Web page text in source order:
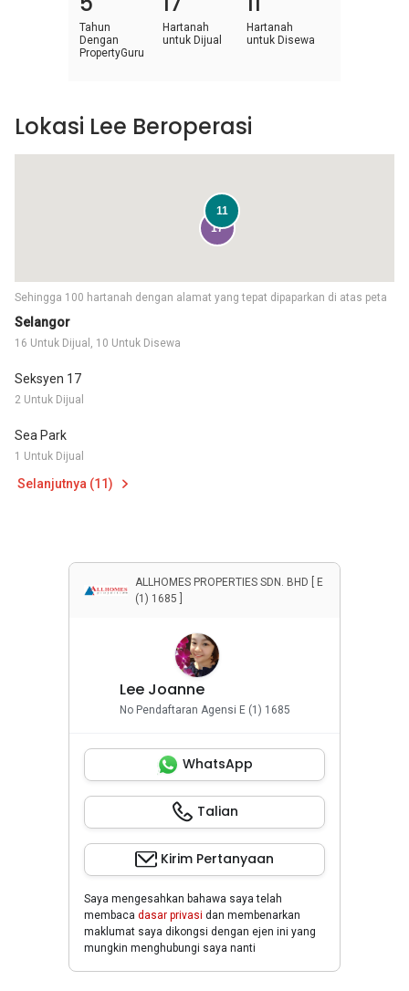
Tahun
Dengan
PropertyGuru
Hartanah
untuk Dijual
Hartanah
untuk Disewa
Selangor
16 Untuk Dijual, 10 Untuk Disewa
Seksyen 17
2 Untuk Dijual
Sea Park
1 Untuk Dijual
Selanjutnya (11)
Sehingga 100 hartanah dengan alamat yang tepat dipaparkan di atas peta
17
11
Lokasi Lee Beroperasi
ALLHOMES PROPERTIES SDN. BHD [ E
(1) 1685 ]
Lee Joanne
No Pendaftaran Agensi E (1) 1685
WhatsApp
Talian
Kirim Pertanyaan
Saya mengesahkan bahawa saya telah
membaca dasar privasi dan membenarkan
maklumat saya dikongsi dengan ejen ini yang
mungkin menghubungi saya nanti